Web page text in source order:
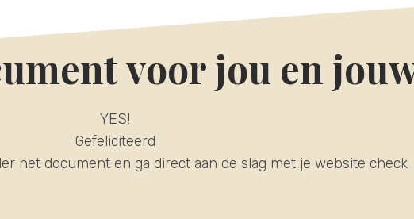
voor jou en
YES!
Gefeliciteerd
het document en ga direct aan de slag met je website check